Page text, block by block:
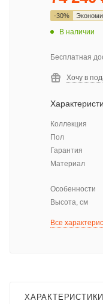
-30%
В наличии
Бесплатная
Хочу в
Коллекция
Пол
Гарантия
Материал
Особенности
Высота, см
Все
ХАРАКТЕРИСТИКИ